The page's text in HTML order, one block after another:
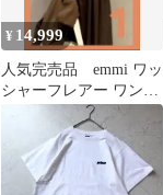
¥ 14,999
人気完売品 emmi ワッ
シャーフレアー ワンピ
ース ブラウン